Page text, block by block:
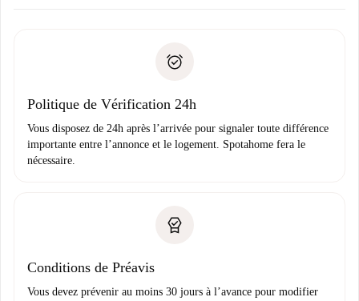
Justificatif de solvabilité
uniquement si aucun problème n'est signalé.
Politique de Vérification 24h
Vous disposez de 24h après l’arrivée pour signaler toute différence
importante entre l’annonce et le logement. Spotahome fera le
nécessaire.
Conditions de Préavis
Vous devez prévenir au moins 30 jours à l’avance pour modifier